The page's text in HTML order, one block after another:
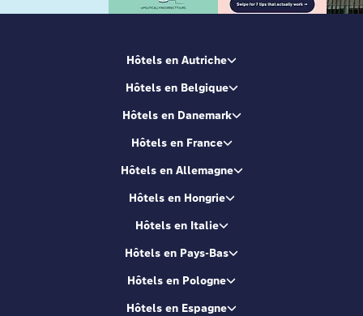
Hôtels en Autriche
Hôtels en Belgique
Hôtels en Danemark
Hôtels en France
Hôtels en Allemagne
Hôtels en Hongrie
Hôtels en Italie
Hôtels en Pays-Bas
Hôtels en Pologne
Hôtels en Espagne